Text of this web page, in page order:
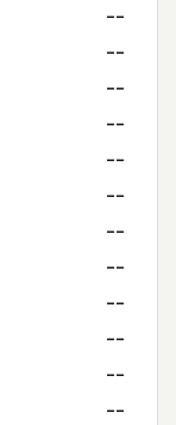
--
--
--
--
--
--
--
--
--
--
--
--